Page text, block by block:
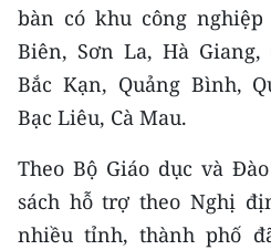
Đông Nam Bộ
Đồng bằng sông Cửu Long
Chuyên trang Hà Nội
Chuyên trang TP. Hồ Chí
CHUYÊN ĐỀ
bàn có khu công
Biên, Sơn La, Hà Giang,
Bắc Kạn, Quảng Bình,
Bạc Liêu, Cà Mau.
Theo Bộ Giáo dục và
sách hỗ trợ theo Nghị
nhiều tỉnh, thành phố